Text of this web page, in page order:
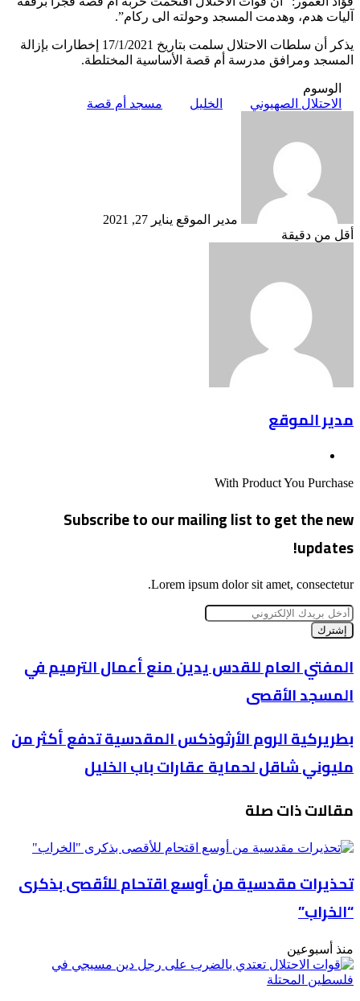
آليات هدم، وهدمت المسجد وحولته الى ركام”.
يذكر أن سلطات الاحتلال سلمت بتاريخ 17/1/2021 إخطارات بإزالة
المسجد ومرافق مدرسة أم قصة الأساسية المختلطة.
الوسوم
الاحتلال الصهيوني
الخليل مسجد أم قصة
مدير الموقع يناير 27, 2021
أقل من دقيقة
مدير الموقع
With Product You Purchase
Subscribe to our mailing list to get the new
updates!
Lorem ipsum dolor sit amet, consectetur.
أدخل
بريدك
الإلكتروني
المفتي
العام
للقدس
يدين
أعمال
الترميم
في
المفتي العام للقدس يدين منع أعمال الترميم في
المسجد الأقصى
بطريركية
الروم
الأرثوذكس
المقدسية
أكثر
مليوني
شاقل
عقارات
الخليل
بطريركية الروم الأرثوذكس المقدسية تدفع أكثر من
مليوني شاقل لحماية عقارات باب الخليل
مقالات ذات صلة
تحذيرات مقدسية من أوسع اقتحام للأقصى بذكرى
“الخراب”
منذ أسبوعين